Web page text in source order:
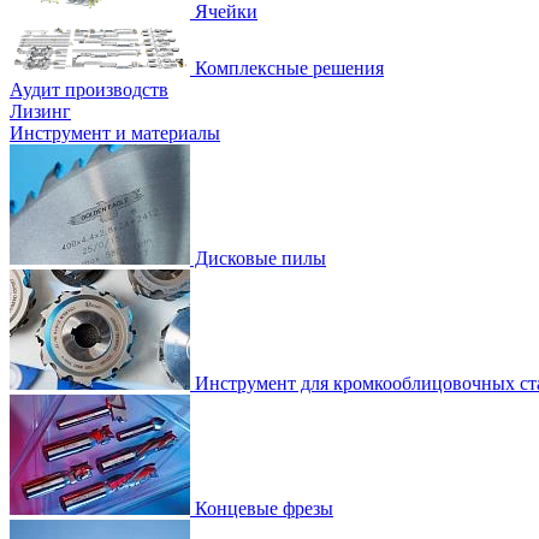
Ячейки
Комплексные решения
Аудит производств
Лизинг
Инструмент и материалы
Дисковые пилы
Инструмент для кромкооблицовочных
Концевые фрезы